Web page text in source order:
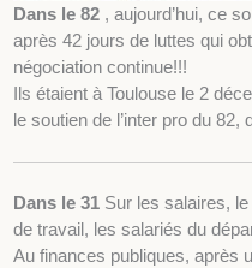
Dans le 82 , aujourd’hui, ce
après 42 jours de luttes qui
négociation continue!!!
Ils étaient à Toulouse le 2
le soutien de l’inter pro du 82,
Dans le 31 Sur les salaires,
de travail, les salariés du
Au finances publiques, après